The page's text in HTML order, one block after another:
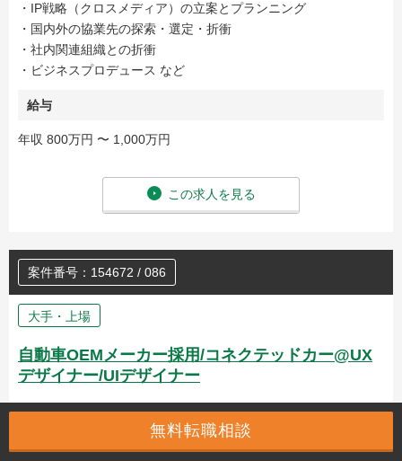
・IP戦略（クロスメディア）の立案とプランニング
・国内外の協業先の探索・選定・折衝
・社内関連組織との折衝
・ビジネスプロデュース など
給与
年収 800万円 〜 1,000万円
この求人を見る
案件番号：154672 / 086
大手・上場
自動車OEMメーカー採用/コネクテッドカー@UX
デザイナー/UIデザイナー
無料転職相談